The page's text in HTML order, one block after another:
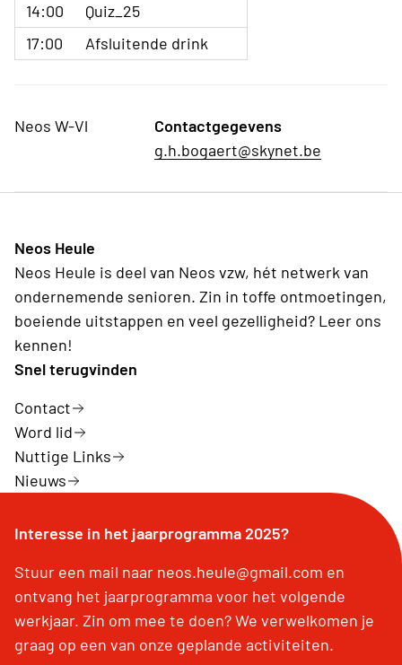
14:00
Quiz_25
17:00
Afsluitende drink
Neos W-Vl
Contactgegevens
g.h.bogaert@skynet.be
Neos Heule
Neos Heule is deel van Neos vzw, hét netwerk van
ondernemende senioren. Zin in toffe ontmoetingen,
boeiende uitstappen en veel gezelligheid? Leer ons
kennen!
Snel terugvinden
Contact
Word lid
Nuttige Links
Nieuws
Interesse in het jaarprogramma 2025?
Stuur een mail naar neos.heule@gmail.com en
ontvang het jaarprogramma voor het volgende
werkjaar. Zin om mee te doen? We verwelkomen je
graag op een van onze geplande activiteiten.